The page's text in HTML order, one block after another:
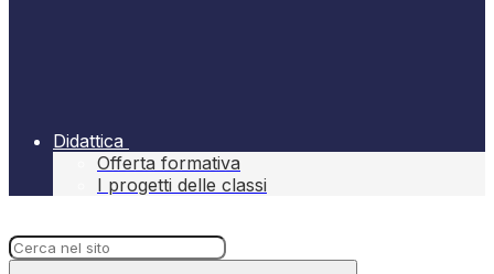
Didattica
Offerta formativa
I progetti delle classi